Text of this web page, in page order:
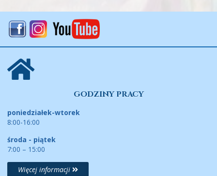
GODZINY PRACY
poniedziałek-wtorek
8:00-16:00
środa - piątek
7:00 – 15:00
Więcej informacji